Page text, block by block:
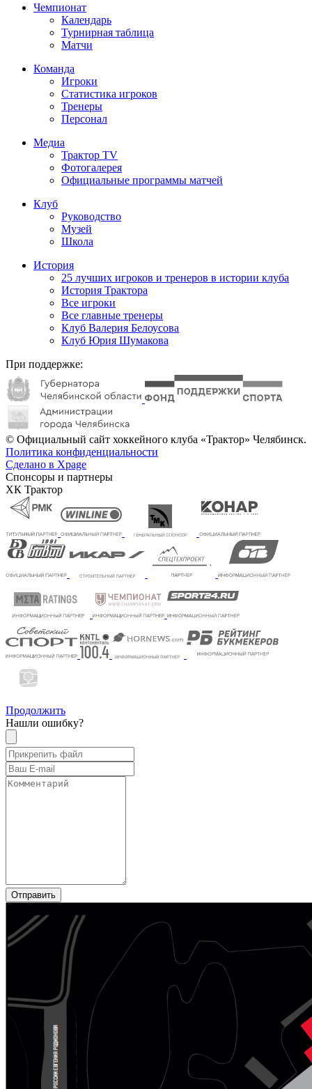
Чемпионат
Календарь
Турнирная таблица
Матчи
Команда
Игроки
Статистика игроков
Тренеры
Персонал
Медиа
Трактор TV
Фотогалерея
Официальные программы матчей
Клуб
Руководство
Музей
Школа
История
25 лучших игроков и тренеров в истории клуба
История Трактора
Все игроки
Все главные тренеры
Клуб Валерия Белоусова
Клуб Юрия Шумакова
При поддержке:
© Официальный сайт хоккейного клуба «Трактор» Челябинск.
Политика конфиденциальности
Сделано в Xpage
Спонсоры и партнеры
ХК Трактор
Продолжить
Нашли ошибку?